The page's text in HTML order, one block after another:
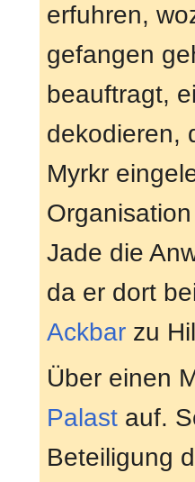
erfuhren,
gefangen
beauftragt,
dekodieren,
Myrkr
Jade die
da er dort
Ackbar zu
Über einen
Palast auf.
Beteiligung